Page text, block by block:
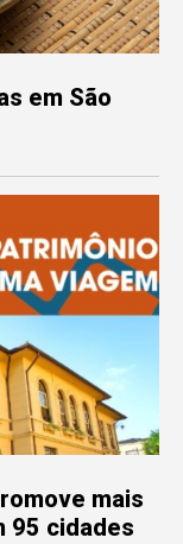
em São
mais
95 cidades